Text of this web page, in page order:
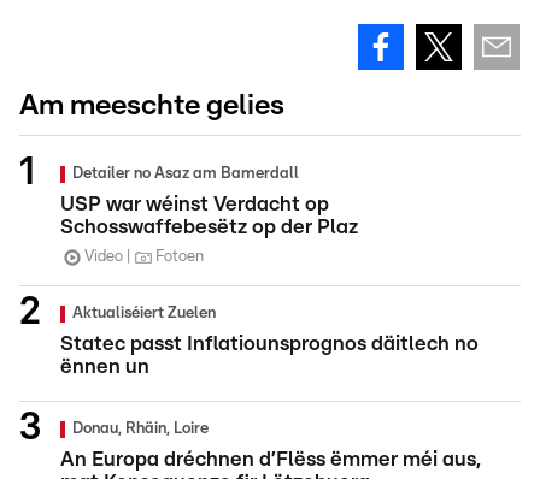
Am meeschte gelies
Detailer no Asaz am Bamerdall
USP war wéinst Verdacht op
Schosswaffebesëtz op der Plaz
Video Fotoen
Aktualiséiert Zuelen
Statec passt Inflatiounsprognos däitlech no
ënnen un
Donau, Rhäin, Loire
An Europa dréchnen d’Flëss ëmmer méi aus,